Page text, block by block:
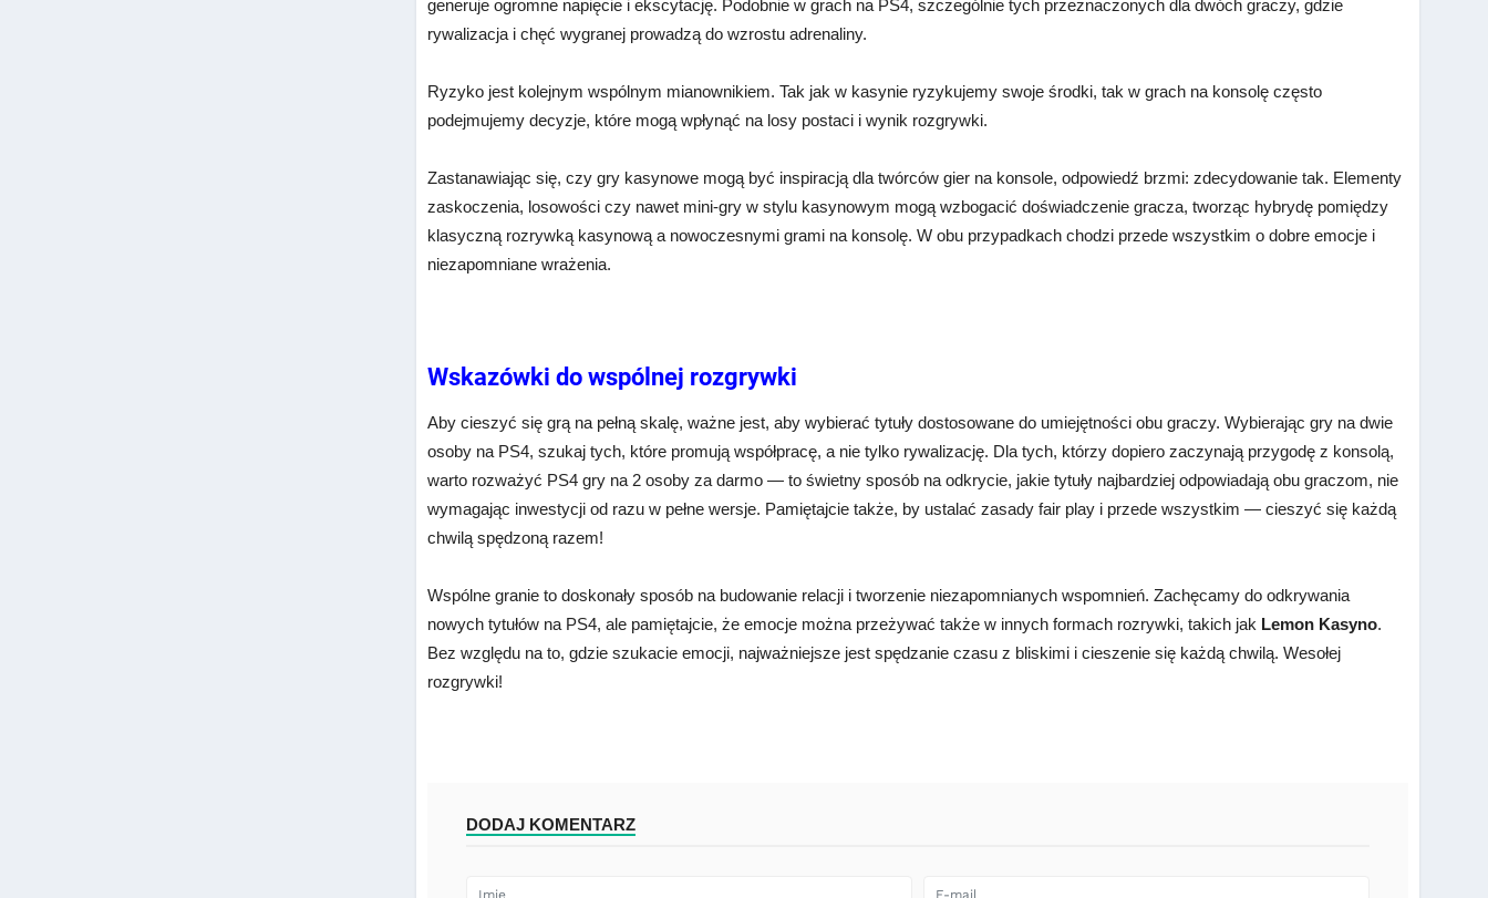
generuje ogromne napięcie i ekscytację. Podobnie w grach na PS4, szczególnie tych przeznaczonych dla dwóch graczy, gdzie
rywalizacja i chęć wygranej prowadzą do wzrostu adrenaliny.
Ryzyko jest kolejnym wspólnym mianownikiem. Tak jak w kasynie ryzykujemy swoje środki, tak w grach na konsolę często
podejmujemy decyzje, które mogą wpłynąć na losy postaci i wynik rozgrywki.
Zastanawiając się, czy gry kasynowe mogą być inspiracją dla twórców gier na konsole, odpowiedź brzmi: zdecydowanie tak. Elementy
zaskoczenia, losowości czy nawet mini-gry w stylu kasynowym mogą wzbogacić doświadczenie gracza, tworząc hybrydę pomiędzy
klasyczną rozrywką kasynową a nowoczesnymi grami na konsolę. W obu przypadkach chodzi przede wszystkim o dobre emocje i
niezapomniane wrażenia.
Wskazówki do wspólnej rozgrywki
Aby cieszyć się grą na pełną skalę, ważne jest, aby wybierać tytuły dostosowane do umiejętności obu graczy. Wybierając gry na dwie
osoby na PS4, szukaj tych, które promują współpracę, a nie tylko rywalizację. Dla tych, którzy dopiero zaczynają przygodę z konsolą,
warto rozważyć PS4 gry na 2 osoby za darmo — to świetny sposób na odkrycie, jakie tytuły najbardziej odpowiadają obu graczom, nie
wymagając inwestycji od razu w pełne wersje. Pamiętajcie także, by ustalać zasady fair play i przede wszystkim — cieszyć się każdą
chwilą spędzoną razem!
Wspólne granie to doskonały sposób na budowanie relacji i tworzenie niezapomnianych wspomnień. Zachęcamy do odkrywania
nowych tytułów na PS4, ale pamiętajcie, że emocje można przeżywać także w innych formach rozrywki, takich jak Lemon Kasyno.
Bez względu na to, gdzie szukacie emocji, najważniejsze jest spędzanie czasu z bliskimi i cieszenie się każdą chwilą. Wesołej
rozgrywki!
DODAJ KOMENTARZ